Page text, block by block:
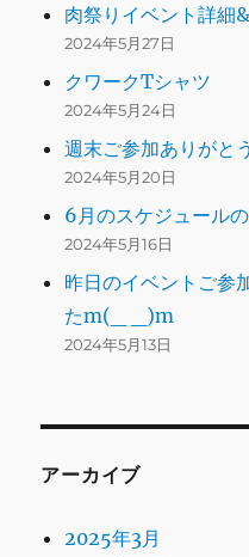
肉祭りイベント詳細
2024年5月27日
クワークTシャツ
2024年5月24日
週末ご参加ありが
2024年5月20日
6月のスケジュール
2024年5月16日
昨日のイベントご参
たm(_ _)m
2024年5月13日
アーカイブ
2025年3月